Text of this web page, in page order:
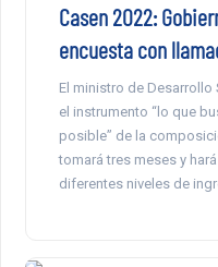
Casen 2022:
encuesta con
El ministro de
el instrumento “lo que
posible” de la
tomará tres meses y
diferentes niveles de